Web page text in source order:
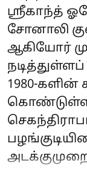
ஸ்ரீகாந்த்
சோனாலி
ஆகியோர்
1980-